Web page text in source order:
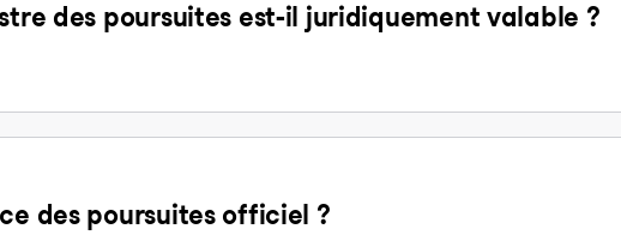
des poursuites est-il juridiquement valable ?
des poursuites officiel ?